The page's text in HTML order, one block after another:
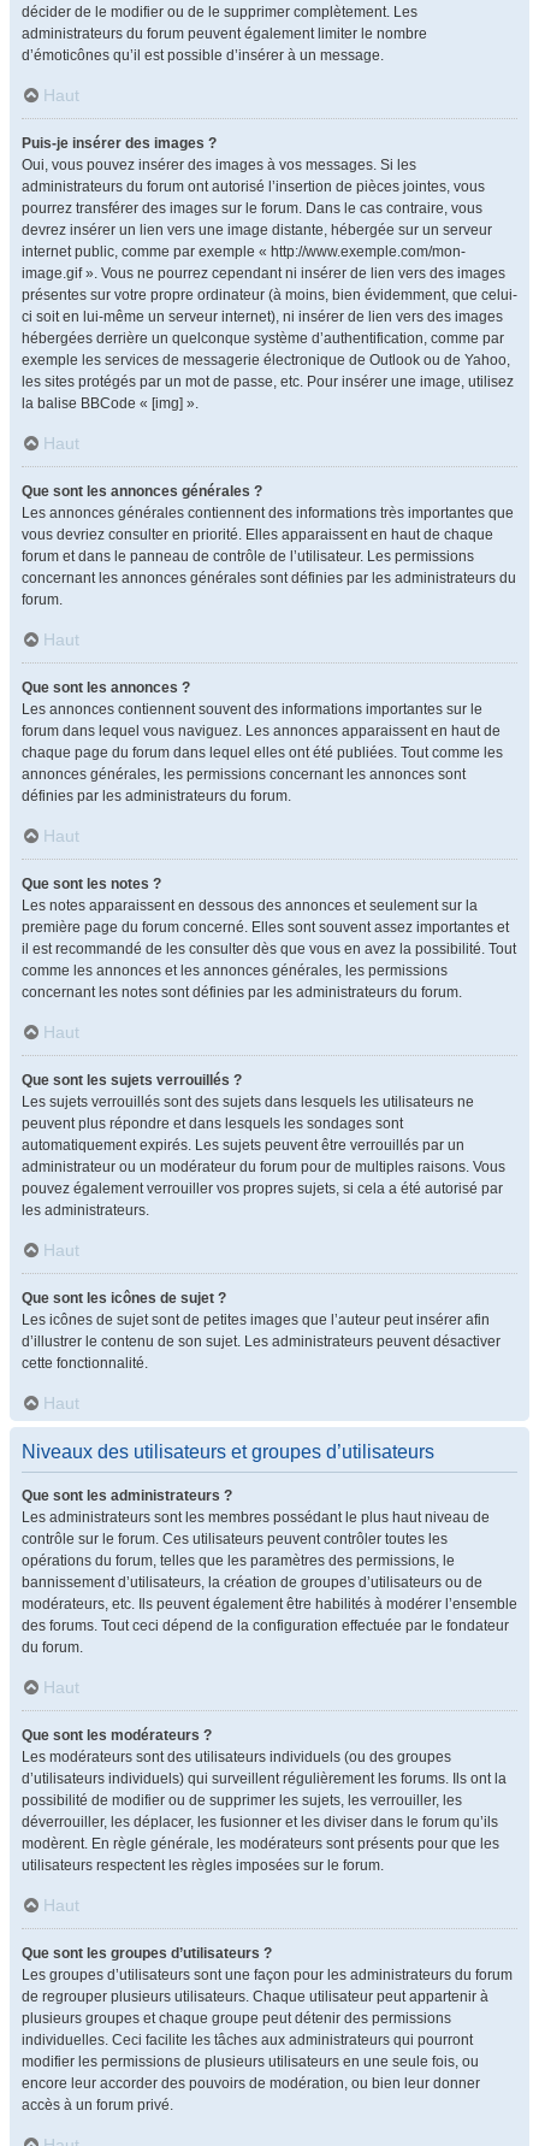
décider de le modifier ou de le supprimer complètement. Les
administrateurs du forum peuvent également limiter le nombre
d’émoticônes qu’il est possible d’insérer à un message.
Haut
Puis-je insérer des images ?
Oui, vous pouvez insérer des images à vos messages. Si les
administrateurs du forum ont autorisé l’insertion de pièces jointes, vous
pourrez transférer des images sur le forum. Dans le cas contraire, vous
devrez insérer un lien vers une image distante, hébergée sur un serveur
internet public, comme par exemple « http://www.exemple.com/mon-
image.gif ». Vous ne pourrez cependant ni insérer de lien vers des images
présentes sur votre propre ordinateur (à moins, bien évidemment, que celui-
ci soit en lui-même un serveur internet), ni insérer de lien vers des images
hébergées derrière un quelconque système d’authentification, comme par
exemple les services de messagerie électronique de Outlook ou de Yahoo,
les sites protégés par un mot de passe, etc. Pour insérer une image, utilisez
la balise BBCode « [img] ».
Haut
Que sont les annonces générales ?
Les annonces générales contiennent des informations très importantes que
vous devriez consulter en priorité. Elles apparaissent en haut de chaque
forum et dans le panneau de contrôle de l’utilisateur. Les permissions
concernant les annonces générales sont définies par les administrateurs du
forum.
Haut
Que sont les annonces ?
Les annonces contiennent souvent des informations importantes sur le
forum dans lequel vous naviguez. Les annonces apparaissent en haut de
chaque page du forum dans lequel elles ont été publiées. Tout comme les
annonces générales, les permissions concernant les annonces sont
définies par les administrateurs du forum.
Haut
Que sont les notes ?
Les notes apparaissent en dessous des annonces et seulement sur la
première page du forum concerné. Elles sont souvent assez importantes et
il est recommandé de les consulter dès que vous en avez la possibilité. Tout
comme les annonces et les annonces générales, les permissions
concernant les notes sont définies par les administrateurs du forum.
Haut
Que sont les sujets verrouillés ?
Les sujets verrouillés sont des sujets dans lesquels les utilisateurs ne
peuvent plus répondre et dans lesquels les sondages sont
automatiquement expirés. Les sujets peuvent être verrouillés par un
administrateur ou un modérateur du forum pour de multiples raisons. Vous
pouvez également verrouiller vos propres sujets, si cela a été autorisé par
les administrateurs.
Haut
Que sont les icônes de sujet ?
Les icônes de sujet sont de petites images que l’auteur peut insérer afin
d’illustrer le contenu de son sujet. Les administrateurs peuvent désactiver
cette fonctionnalité.
Haut
Niveaux des utilisateurs et groupes d’utilisateurs
Que sont les administrateurs ?
Les administrateurs sont les membres possédant le plus haut niveau de
contrôle sur le forum. Ces utilisateurs peuvent contrôler toutes les
opérations du forum, telles que les paramètres des permissions, le
bannissement d’utilisateurs, la création de groupes d’utilisateurs ou de
modérateurs, etc. Ils peuvent également être habilités à modérer l’ensemble
des forums. Tout ceci dépend de la configuration effectuée par le fondateur
du forum.
Haut
Que sont les modérateurs ?
Les modérateurs sont des utilisateurs individuels (ou des groupes
d’utilisateurs individuels) qui surveillent régulièrement les forums. Ils ont la
possibilité de modifier ou de supprimer les sujets, les verrouiller, les
déverrouiller, les déplacer, les fusionner et les diviser dans le forum qu’ils
modèrent. En règle générale, les modérateurs sont présents pour que les
utilisateurs respectent les règles imposées sur le forum.
Haut
Que sont les groupes d’utilisateurs ?
Les groupes d’utilisateurs sont une façon pour les administrateurs du forum
de regrouper plusieurs utilisateurs. Chaque utilisateur peut appartenir à
plusieurs groupes et chaque groupe peut détenir des permissions
individuelles. Ceci facilite les tâches aux administrateurs qui pourront
modifier les permissions de plusieurs utilisateurs en une seule fois, ou
encore leur accorder des pouvoirs de modération, ou bien leur donner
accès à un forum privé.